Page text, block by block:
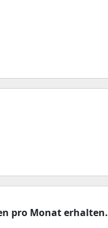
pro Monat erhalten.